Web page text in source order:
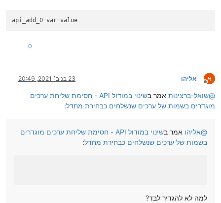
api_add_0=var=value
0
א
מנותק
אליהו 23 בנוב׳ 2021, 20:49
@שואל-ברצינות אמר ב
שינוי במודול API - חסימת שליחת ערכים
מוגדרים בשמות של ערכים שנשלחים כבחירת מחדל:
@אליהו אמר ב
שינוי במודול API - חסימת שליחת ערכים מוגדרים
בשמות של ערכים שנשלחים כבחירת מחדל:
למה לא להגדיר לבד?